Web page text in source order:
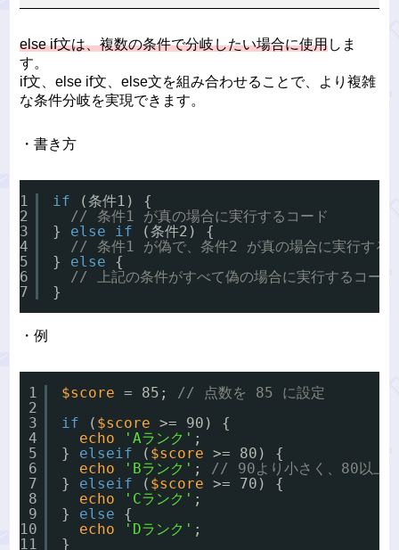
else if文は、複数の条件で分岐したい場合に使用しま
す。
if文、else if文、else文を組み合わせることで、より複雑
な条件分岐を実現できます。
・書き方
1
2
3
4
5
6
7
if
(条件1) {
// 条件1 が真の場合に実行するコード
} else if
(条件2) {
// 条件1 が偽で、条件2 が真の場合に実行する
} else
{
// 上記の条件がすべて偽の場合に実行するコード
}
・例
1
2
3
4
5
6
7
8
9
10
11
$score = 85; // 点数を 85 に設定
if
( $score >= 90) {
echo
'Aランク' ;
} elseif ( $score >= 80) {
echo
'Bランク' ; // 90より小さく、80以上
} elseif ( $score >= 70) {
echo
'Cランク' ;
} else
{
echo
'Dランク' ;
}